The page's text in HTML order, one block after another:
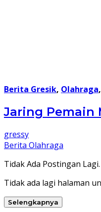
Berita Gresik, Olahraga,
Jaring Pemain
gressy
Berita Olahraga
Tidak Ada Postingan Lagi.
Tidak ada lagi halaman
Selengkapnya